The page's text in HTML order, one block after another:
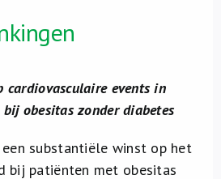
events in
obesitas zonder diabetes
substantiële winst op het
bij patiënten met obesitas